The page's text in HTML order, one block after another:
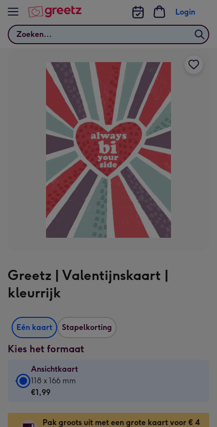
Bekijk meer
Zoeken
Login
Greetz | Valentijnskaart |
kleurrijk
Eén kaart Stapelkorting
Kies het formaat
Ansichtkaart
Ansichtkaart
-
-
118 x 166 mm
€1,99
Pak groots uit met een grote kaart voor € 4